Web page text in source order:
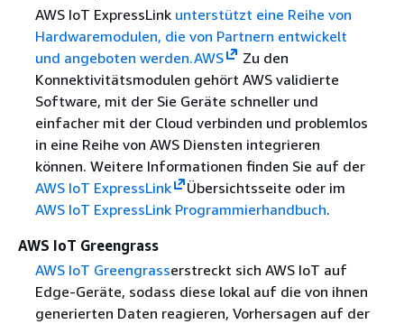
AWS IoT ExpressLink unterstützt eine Reihe von
Hardwaremodulen, die von Partnern entwickelt
und angeboten werden.AWS
Zu den
Konnektivitätsmodulen gehört AWS validierte
Software, mit der Sie Geräte schneller und
einfacher mit der Cloud verbinden und problemlos
in eine Reihe von AWS Diensten integrieren
können. Weitere Informationen finden Sie auf der
AWS IoT ExpressLink
Übersichtsseite oder im
AWS IoT ExpressLink Programmierhandbuch.
AWS IoT Greengrass
AWS IoT Greengrasserstreckt sich AWS IoT auf
Edge-Geräte, sodass diese lokal auf die von ihnen
generierten Daten reagieren, Vorhersagen auf der